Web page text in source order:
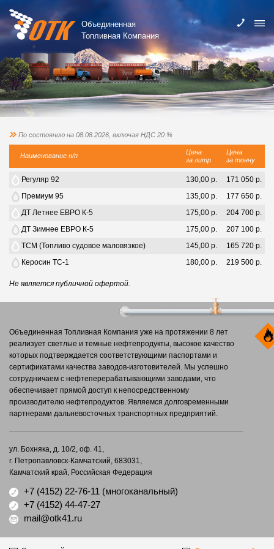
Объединенная
Топливная Компания
По состоянию на 08.08.2026, включая НДС 20 %
Наименование н/п
Цена
за литр
Цена
за тонну
Регуляр 92 130,00 р.
171 050 р.
Премиум 95
135,00 р.
177 650 р.
ДТ Летнее ЕВРО К-5
175,00 р.
204 700 р.
ДТ Зимнее ЕВРО К-5
175,00 р.
207 100 р.
ТСМ (Топливо судовое маловязкое)
145,00 р.
165 720 р.
Керосин ТС-1
180,00 р. 219 500 р.
Не является публичной офертой.
Объединенная Топливная Компания уже на протяжении 8 лет
реализует светлые и темные нефтепродукты, высокое качество
которых подтверждается соответствующими паспортами и
сертификатами качества заводов-изготовителей. Мы успешно
сотрудничаем с нефтеперерабатывающими заводами, что
обеспечивает прямой доступ к непосредственному
производителю нефтепродуктов. Являемся долговременными
партнерами дальневосточных транспортных предприятий.
ул. Бохняка, д. 10/2, оф. 41,
г. Петропавловск-Камчатский, 683031,
Камчатский край, Российская Федерация
+7 (4152) 22-76-11 (многоканальный)
+7 (4152) 44-47-27
mail@otk41.ru